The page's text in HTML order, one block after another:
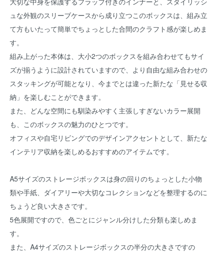
ュな外観のスリーブケースから成り立つこのボックスは、組み立
て方もいたって簡単でちょっとした合間のクラフト感が楽しめま
す。
組み上がった本体は、大小2つのボックスを組み合わせてもサイ
ズが揃うように設計されていますので、より自由な組み合わせの
スタッキングが可能となり、今までとは違った新たな「見せる収
納」を楽しむことができます。
また、どんな空間にも馴染みやすく主張しすぎないカラー展開
も、このボックスの魅力のひとつです。
オフィスや自宅リビングでのデザインアクセントとして、新たな
インテリア収納を楽しめるおすすめのアイテムです。
A5サイズのストレージボックスは身の回りのちょっとした小物
類や手紙、ダイアリーや大切なコレクションなどを整理するのに
ちょうど良い大きさです。
5色展開ですので、色ごとにジャンル分けした分類も楽しめま
す。
また、A4サイズのストレージボックスの半分の大きさですの